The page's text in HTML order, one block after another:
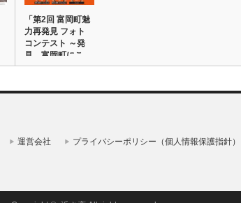
「第2回 富岡町魅
力再発見 フォト
コンテスト ～発
見、富岡町にこ…
運営会社 プライバシーポリシー（個人情報保護指針）